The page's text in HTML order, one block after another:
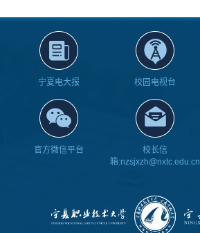
宁夏电大报 校园电视台
官方微信平台
校长信
箱:nzsjxzh@nxtc.edu.cn